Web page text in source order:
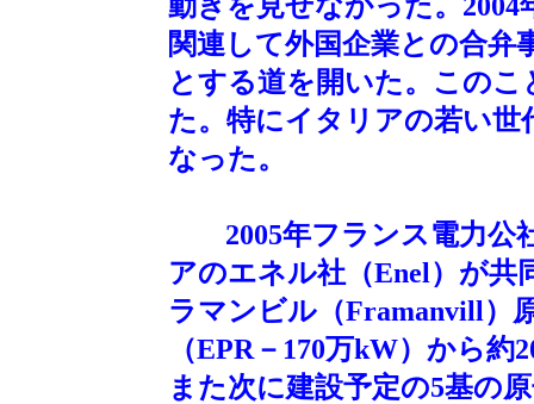
関連して外国企業との合弁
とする道を開いた。この
た。特にイタリアの若い世
なった。
2005年フランス電力公
アのエネル社（Enel）が共
ラマンビル（Framanvill）
（EPR－170万kW）から
また次に建設予定の5基の